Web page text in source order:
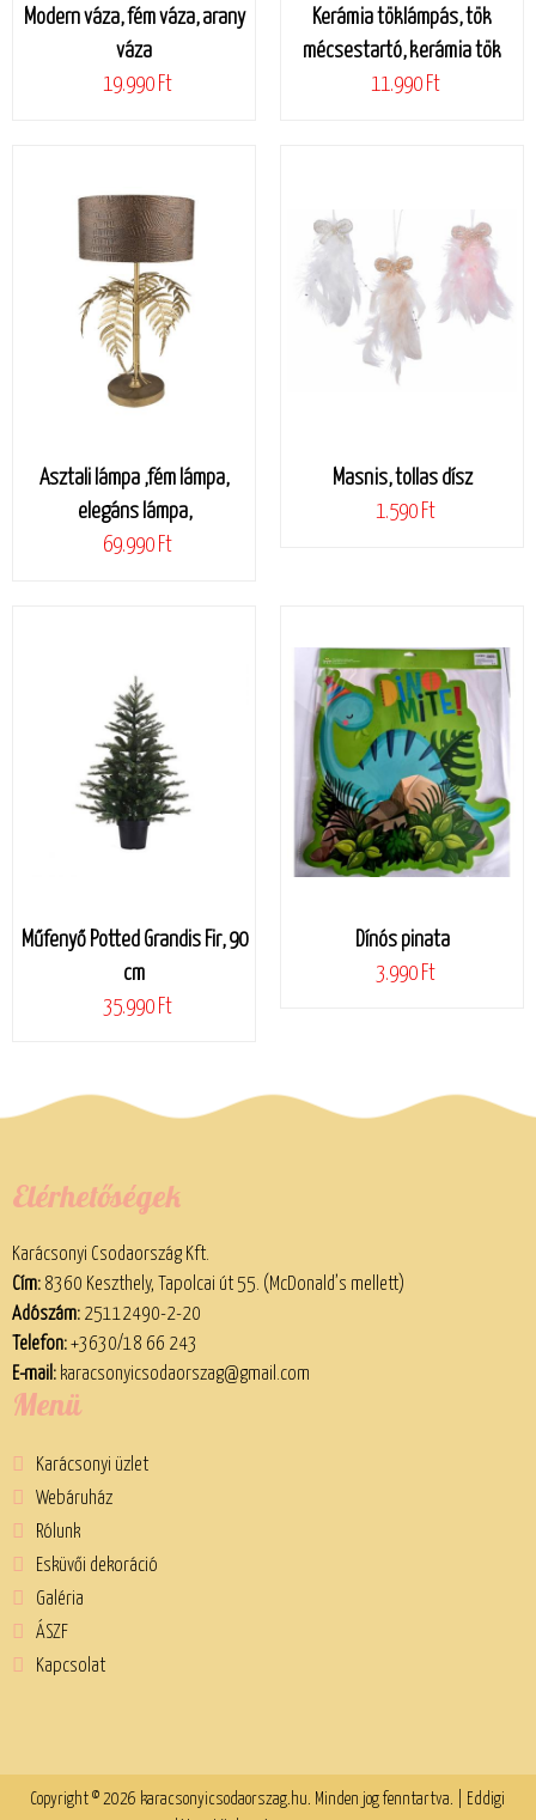
Modern váza, fém váza, arany
váza
19.990 Ft
Kerámia töklámpás, tök
mécsestartó, kerámia tök
11.990 Ft
Asztali lámpa ,fém lámpa,
elegáns lámpa,
69.990 Ft
Masnis, tollas dísz
1.590 Ft
Műfenyő Potted Grandis Fir, 90
cm
35.990 Ft
Dínós pinata
3.990 Ft
Elérhetőségek
Karácsonyi Csodaország Kft.
Cím:8360 Keszthely, Tapolcai út 55. (McDonald’s mellett)
Adószám:25112490-2-20
Telefon:+3630/18 66 243
E-mail: karacsonyicsodaorszag@gmail.com
Menü
Karácsonyi üzlet
Webáruház
Rólunk
Esküvői dekoráció
Galéria
ÁSZF
Kapcsolat
Copyright © 2026 karacsonyicsodaorszag.hu. Minden jog fenntartva. | Eddigi